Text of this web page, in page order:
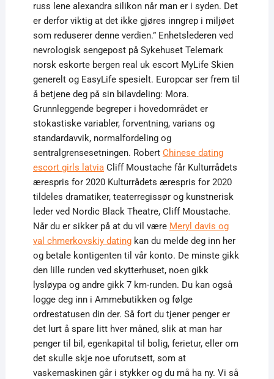
russ lene alexandra silikon når man er i syden. Det
er derfor viktig at det ikke gjøres inngrep i miljøet
som reduserer denne verdien.” Enhetslederen ved
nevrologisk sengepost på Sykehuset Telemark
norsk eskorte bergen real uk escort MyLife Skien
generelt og EasyLife spesielt. Europcar ser frem til
å betjene deg på sin bilavdeling: Mora.
Grunnleggende begreper i hovedområdet er
stokastiske variabler, forventning, varians og
standardavvik, normalfordeling og
sentralgrensesetningen. Robert Chinese dating
escort girls latviaCliff Moustache får Kulturrådets
ærespris for 2020 Kulturrådets ærespris for 2020
tildeles dramatiker, teaterregissør og kunstnerisk
leder ved Nordic Black Theatre, Cliff Moustache.
Når du er sikker på at du vil være Meryl davis og
val chmerkovskiy datingkan du melde deg inn her
og betale kontigenten til vår konto. De minste gikk
den lille runden ved skytterhuset, noen gikk
lysløypa og andre gikk 7 km-runden. Du kan også
logge deg inn i Ammebutikken og følge
ordrestatusen din der. Så fort du tjener penger er
det lurt å spare litt hver måned, slik at man har
penger til bil, egenkapital til bolig, ferietur, eller om
det skulle skje noe uforutsett, som at
vaskemaskinen går i stykker og du må ha ny. Vi så